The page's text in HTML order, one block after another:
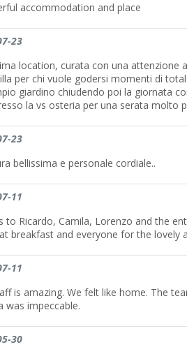
accommodation and place
23
location, curata con una attenzione
per chi vuole godersi momenti di
giardino chiudendo poi la giornata
la vs osteria per una serata molto
23
bellissima e personale cordiale..
11
to Ricardo, Camila, Lorenzo and the
breakfast and everyone for the lovely
11
is amazing. We felt like home. The
was impeccable.
30